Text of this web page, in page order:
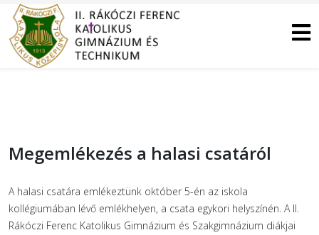
Megemlékezés a halasi csatáról
A halasi csatára emlékeztünk október 5-én az iskola
kollégiumában lévő emlékhelyen, a csata egykori helyszínén. A II.
Rákóczi Ferenc Katolikus Gimnázium és Szakgimnázium diákjai